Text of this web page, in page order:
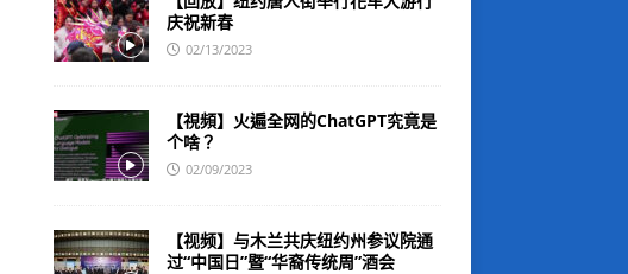
庆祝新春
02/13/2023
【視頻】火遍全网的ChatGPT究竟是
个啥？
02/09/2023
【视频】与木兰共庆纽约州参议院通
过“中国日”暨“华裔传统周”酒会